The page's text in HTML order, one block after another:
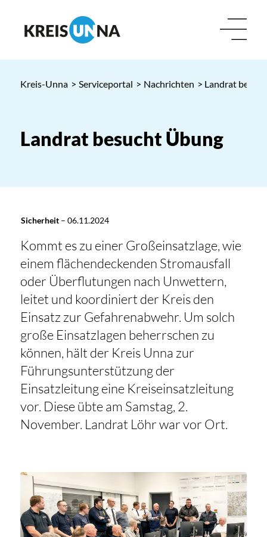
Kreis-Unna > Serviceportal > Nachrichten > Landrat
Landrat besucht Übung
Sicherheit– 06.11.2024
Kommt es zu einer Großeinsatzlage, wie
einem flächendeckenden Stromausfall
oder Überflutungen nach Unwettern,
leitet und koordiniert der Kreis den
Einsatz zur Gefahrenabwehr. Um solch
große Einsatzlagen beherrschen zu
können, hält der Kreis Unna zur
Führungsunterstützung der
Einsatzleitung eine Kreiseinsatzleitung
vor. Diese übte am Samstag, 2.
November. Landrat Löhr war vor Ort.